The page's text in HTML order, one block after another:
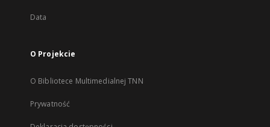
Data
O Projekcie
O Bibliotece Multimedialnej TNN
Prywatność